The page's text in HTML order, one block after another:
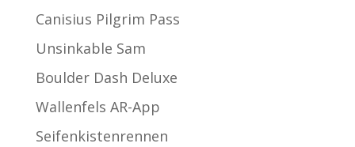
Canisius Pilgrim Pass
Unsinkable Sam
Boulder Dash Deluxe
Wallenfels AR-App
Seifenkistenrennen